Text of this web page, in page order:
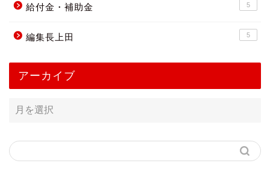
給付金・補助金 5
編集長上田 5
アーカイブ